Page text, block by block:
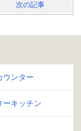
次の記事
ウンター
ーキッチン